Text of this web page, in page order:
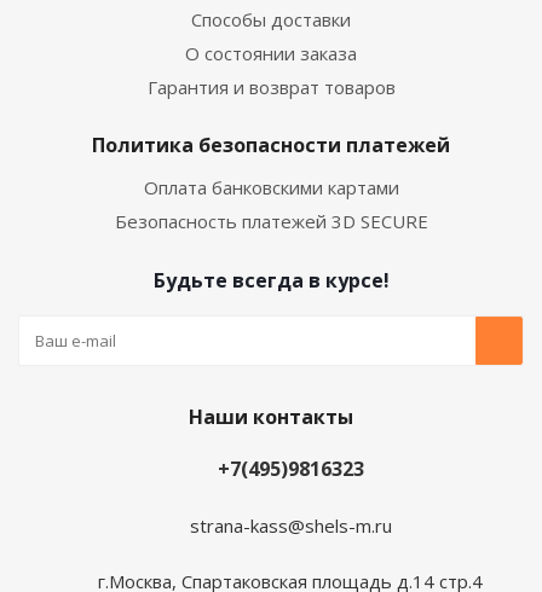
Способы доставки
О состоянии заказа
Гарантия и возврат товаров
Политика безопасности платежей
Оплата банковскими картами
Безопасность платежей 3D SECURE
Будьте всегда в курсе!
Наши контакты
+7(495)9816323
strana-kass@shels-m.ru
г.Москва, Спартаковская площадь д.14 стр.4